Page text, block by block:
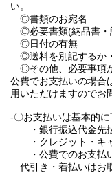
い。
◎書類のお宛名
◎必要書類(納品書・
◎日付の有無
◎送料を別記するか
◎その他、必要事項
公費でお支払いの場合
用いただけますのでお
-〇お支払いは基本的に
・銀行振込代金先払
・クレジット・キ
・公費でのお支払
代引き・着払いはお